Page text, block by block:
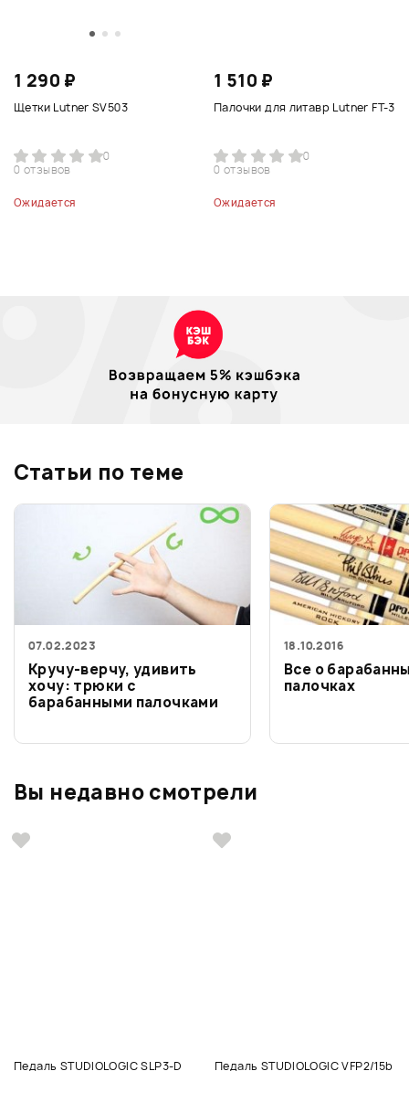
1 290 ₽
Щетки Lutner SV503
0
0 отзывов
Ожидается
1 510 ₽
Палочки для литавр Lutner FT-3
0
0 отзывов
Ожидается
Статьи по теме
07.02.2023
Кручу-верчу, удивить
хочу: трюки с
барабанными палочками
18.10.2016
Все о
палочках
Вы недавно смотрели
Педаль STUDIOLOGIC SLP3-D Педаль STUDIOLOGIC VFP2/15b